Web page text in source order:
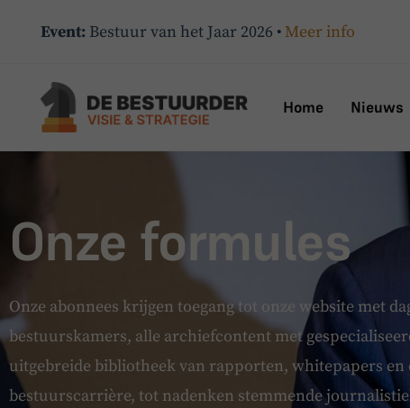
Event: Bestuur van het Jaar 2026 • Meer info
Home Nieuws
Onze formules
Onze abonnees krijgen toegangtot onze website met
bestuurskamers, alle archiefcontent met
uitgebreide bibliotheek van rapporten, whitepapers
bestuurscarrière, tot nadenken stemmende